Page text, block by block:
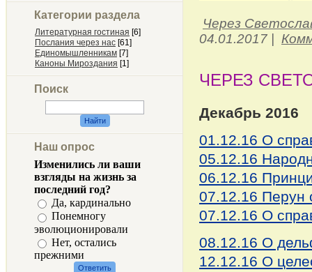
Категории раздела
Литературная гостиная [6]
Послания через нас [61]
Единомышленникам [7]
Каноны Мироздания [1]
Поиск
Наш опрос
Изменились ли ваши
взгляды на жизнь за
последний год?
Да, кардинально
Понемногу
эволюционировали
Нет, остались
прежними
Через
04.01.2017
ЧЕРЕЗ
Декабрь 2016
01.12.16 О
05.12.16
06.12.16
07.12.16 Перун
07.12.16 О
08.12.16 О
12.12.16 О